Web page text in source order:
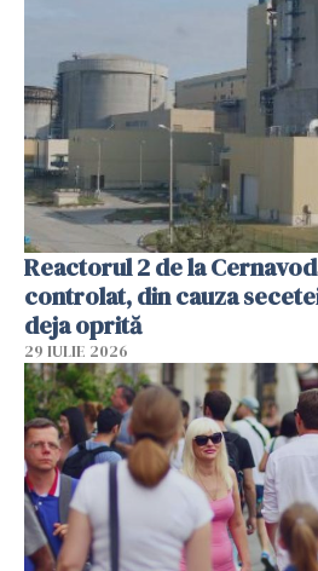
Reactorul 2 de la
controlat, din cauza
deja oprită
29 IULIE 2026